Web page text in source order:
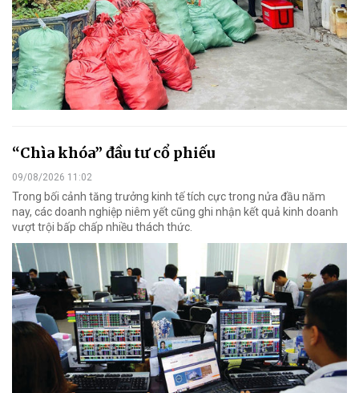
“Chìa khóa” đầu tư cổ phiếu
09/08/2026 11:02
Trong bối cảnh tăng trưởng kinh tế tích cực trong nửa đầu năm
nay, các doanh nghiệp niêm yết cũng ghi nhận kết quả kinh doanh
vượt trội bấp chấp nhiều thách thức.